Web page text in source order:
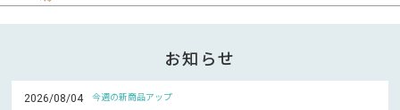
お知らせ
2026/08/04 今週の新商品アップ